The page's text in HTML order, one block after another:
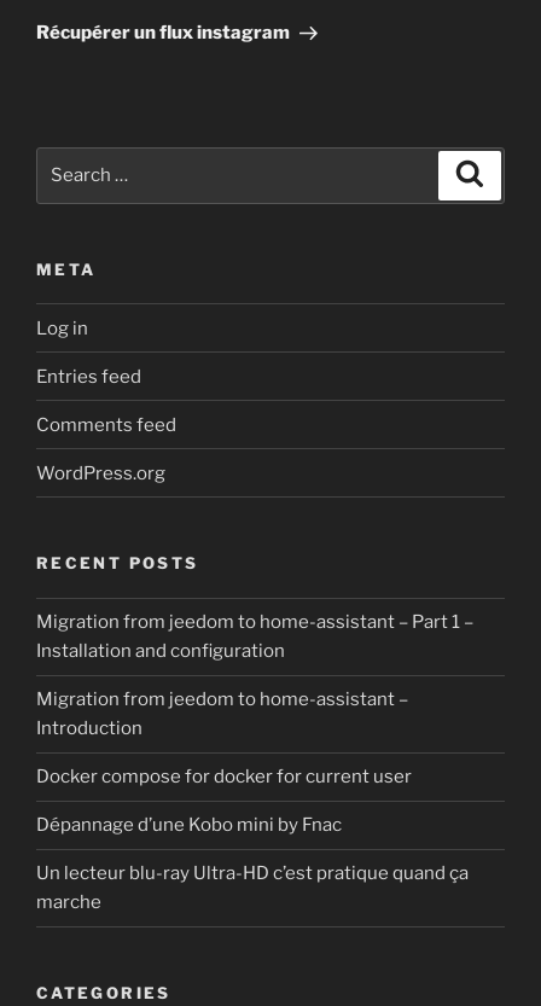
Post
Récupérer un flux instagram
META
Log in
Entries feed
Comments feed
WordPress.org
RECENT POSTS
Migration from jeedom to home-assistant – Part 1 –
Installation and configuration
Migration from jeedom to home-assistant –
Introduction
Docker compose for docker for current user
Dépannage d’une Kobo mini by Fnac
Un lecteur blu-ray Ultra-HD c’est pratique quand ça
marche
CATEGORIES